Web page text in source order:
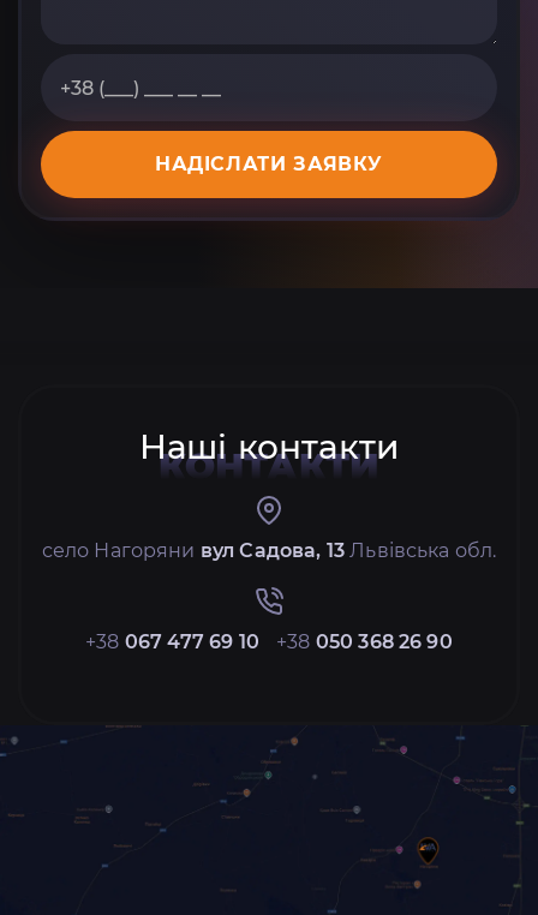
НАДІСЛАТИ ЗАЯВКУ
Наші контакти
КОНТАКТИ
село Нагоряни вул Садова, 13 Львівська обл.
+38 067 477 69 10 +38 050 368 26 90